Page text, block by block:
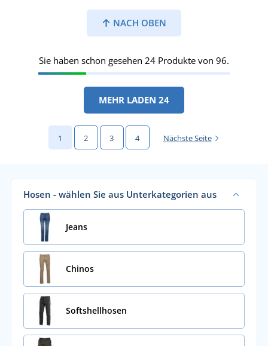
NACH OBEN
Sie haben schon gesehen 24 Produkte von 96.
MEHR LADEN 24
1 2 3 4 Nächste Seite
Hosen - wählen Sie aus Unterkategorien aus
Jeans
Chinos
Softshellhosen